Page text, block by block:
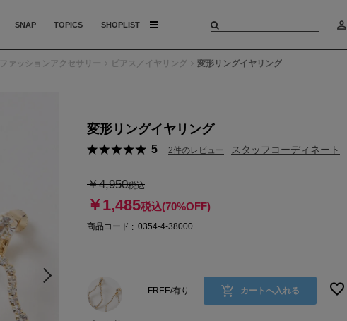
SNAP TOPICS SHOPLIST person_outline
ファッションアクセサリー ピアス／イヤリング 変形リングイヤリング
変形リングイヤリング
5 2件のレビュー スタッフコーディネート
￥4,950税込
￥1,485税込(70%OFF)
商品コード 0354-4-38000
FREE/有り カートへ入れる